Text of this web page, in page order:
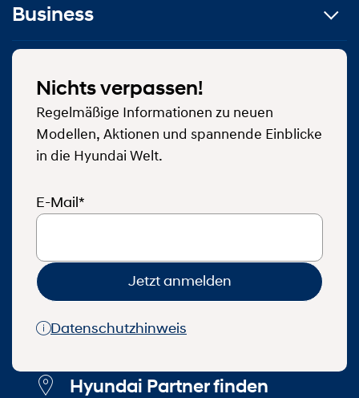
Business
Nichts verpassen!
Regelmäßige Informationen zu neuen
Modellen, Aktionen und spannende Einblicke
in die Hyundai Welt.
E-Mail*
Jetzt anmelden
Datenschutzhinweis
Hyundai Partner finden